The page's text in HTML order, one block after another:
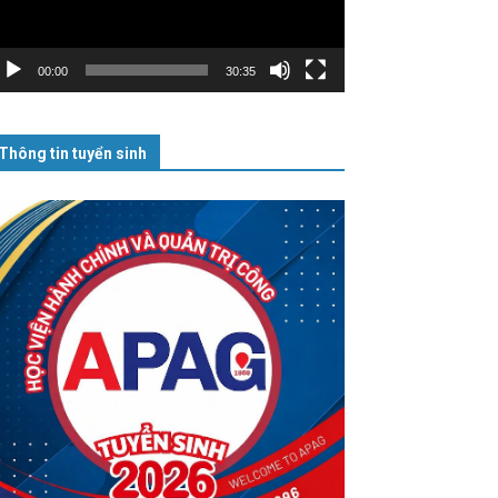
00:00 30:35
Thông tin tuyển sinh